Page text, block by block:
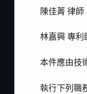
陳佳菁 律師
林嘉興 專利
本件應由技
執行下列職